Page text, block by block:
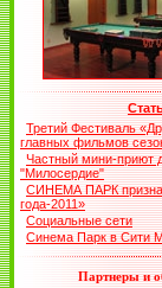
Третий Фестиваль
главных фильмов
Частный мини-приют
"Милосердие"
СИНЕМА ПАРК
года-2011»
Социальные сети
Синема Парк в Сити
Партнеры и